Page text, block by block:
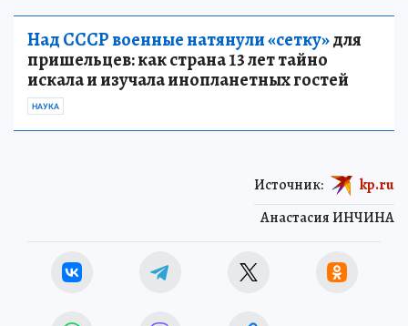
Над СССР военные натянули «сетку»для
пришельцев: как страна 13 лет тайно
искала и изучала инопланетных гостей
НАУКА
Анастасия ИНЧИНА
Источник: kp.ru